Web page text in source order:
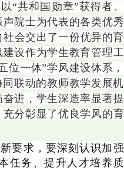
“共和国勋章”获得者、
院士为代表的各类优秀
会交出了一份优异的育
设作为学生教育管理工
位一体”学风建设体系，
联动的教师教学发展机
进，学生深造率显著提
分彰显了优良学风的育
要求，要深刻认识加强
任务、提升人才培养质